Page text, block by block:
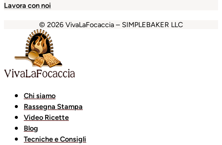
Lavora con noi
© 2026 VivaLaFocaccia – SIMPLEBAKER LLC
betpark
Chi siamo
Rassegna Stampa
Video Ricette
Blog
Tecniche e Consigli